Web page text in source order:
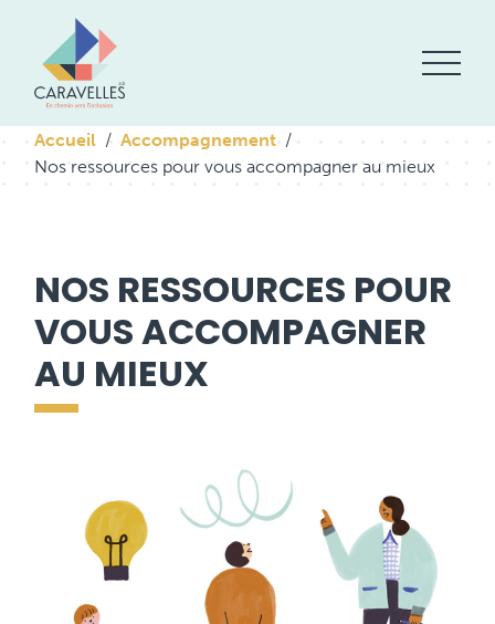
Accueil
Accompagnement
Nos ressources pour vous accompagner au mieux
NOS RESSOURCES POUR
VOUS ACCOMPAGNER
AU MIEUX